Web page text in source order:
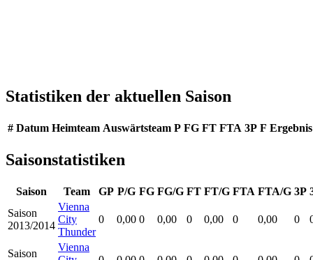
Statistiken der aktuellen Saison
# Datum Heimteam Auswärtsteam P FG FT FTA 3P F Ergebnis
Saisonstatistiken
Saison Team GP P/G FG FG/G FT FT/G FTA FTA/G 3P
Saison
2013/2014
Vienna
City
Thunder
0 0,00 0 0,00 0 0,00 0 0,00 0
Saison
Vienna